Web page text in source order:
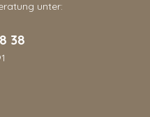
unter:
38